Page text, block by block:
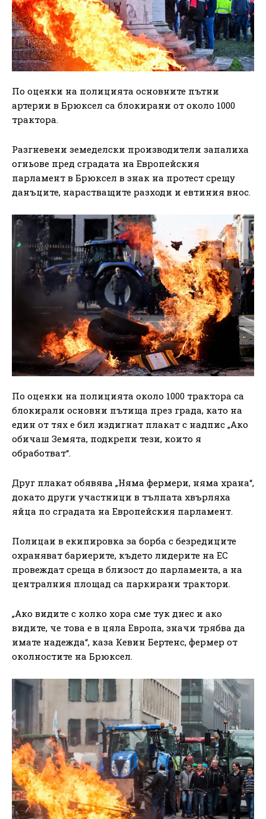
По оценки на полицията основните пътни
артерии в Брюксел са блокирани от около 1000
трактора.
Разгневени земеделски производители запалиха
огньове пред сградата на Европейския
парламент в Брюксел в знак на протест срещу
данъците, нарастващите разходи и евтиния внос.
По оценки на полицията около 1000 трактора са
блокирали основни пътища през града, като на
един от тях е бил издигнат плакат с надпис „Ако
обичаш Земята, подкрепи тези, които я
обработват“.
Друг плакат обявява „Няма фермери, няма храна“,
докато други участници в тълпата хвърляха
яйца по сградата на Европейския парламент.
Полицаи в екипировка за борба с безредиците
охраняват бариерите, където лидерите на ЕС
провеждат среща в близост до парламента, а на
централния площад са паркирани трактори.
„Ако видите с колко хора сме тук днес и ако
видите, че това е в цяла Европа, значи трябва да
имате надежда“, каза Кевин Бертенс, фермер от
околностите на Брюксел.